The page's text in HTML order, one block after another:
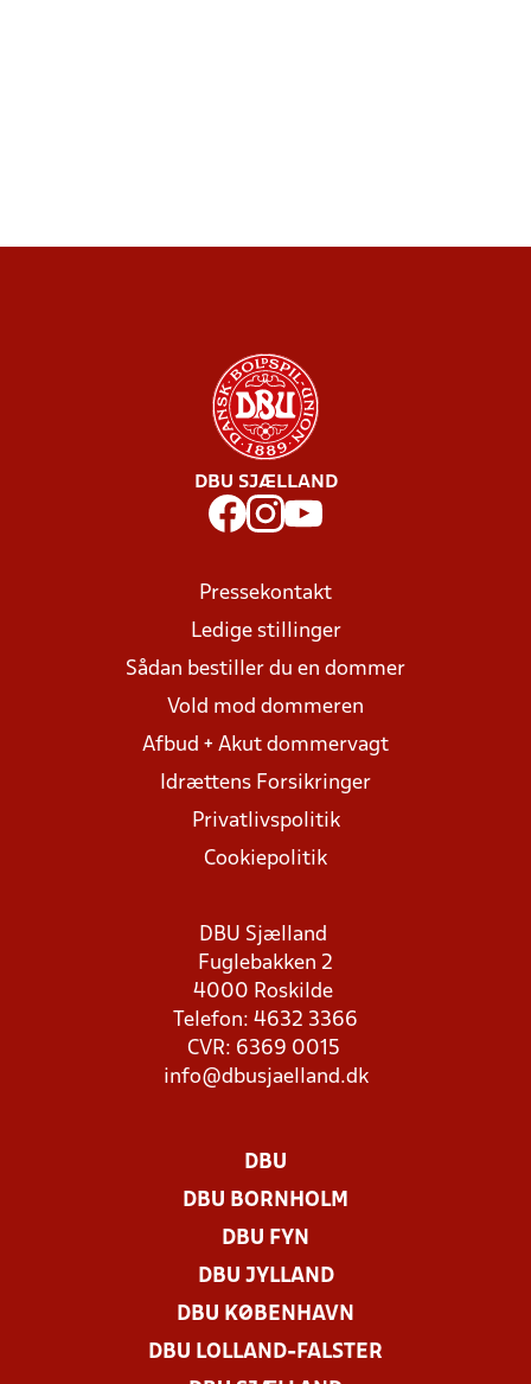
DBU SJÆLLAND
Pressekontakt
Ledige stillinger
Sådan bestiller du en dommer
Vold mod dommeren
Afbud + Akut dommervagt
Idrættens Forsikringer
Privatlivspolitik
Cookiepolitik
DBU Sjælland
Fuglebakken 2
4000 Roskilde
Telefon: 4632 3366
CVR: 6369 0015
info@dbusjaelland.dk
DBU
DBU BORNHOLM
DBU FYN
DBU JYLLAND
DBU KØBENHAVN
DBU LOLLAND-FALSTER